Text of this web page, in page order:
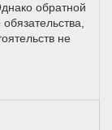
обратной
не